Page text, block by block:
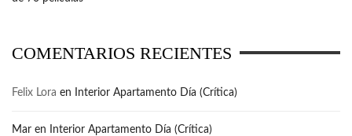
COMENTARIOS RECIENTES
Felix Lora en Interior Apartamento Día (Crítica)
Mar en Interior Apartamento Día (Crítica)